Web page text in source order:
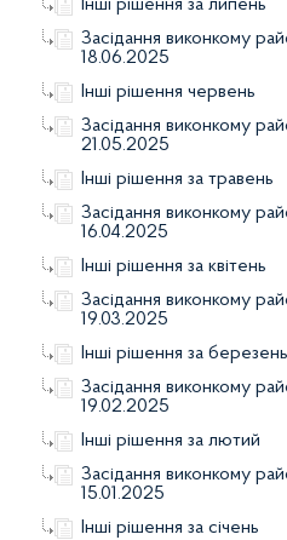
Інші рішення за липень
Засідання виконкому
18.06.2025
Інші рішення червень
Засідання виконкому
21.05.2025
Інші рішення за травень
Засідання виконкому
16.04.2025
Інші рішення за квітень
Засідання виконкому
19.03.2025
Інші рішення за березень
Засідання виконкому
19.02.2025
Інші рішення за лютий
Засідання виконкому
15.01.2025
Інші рішення за січень